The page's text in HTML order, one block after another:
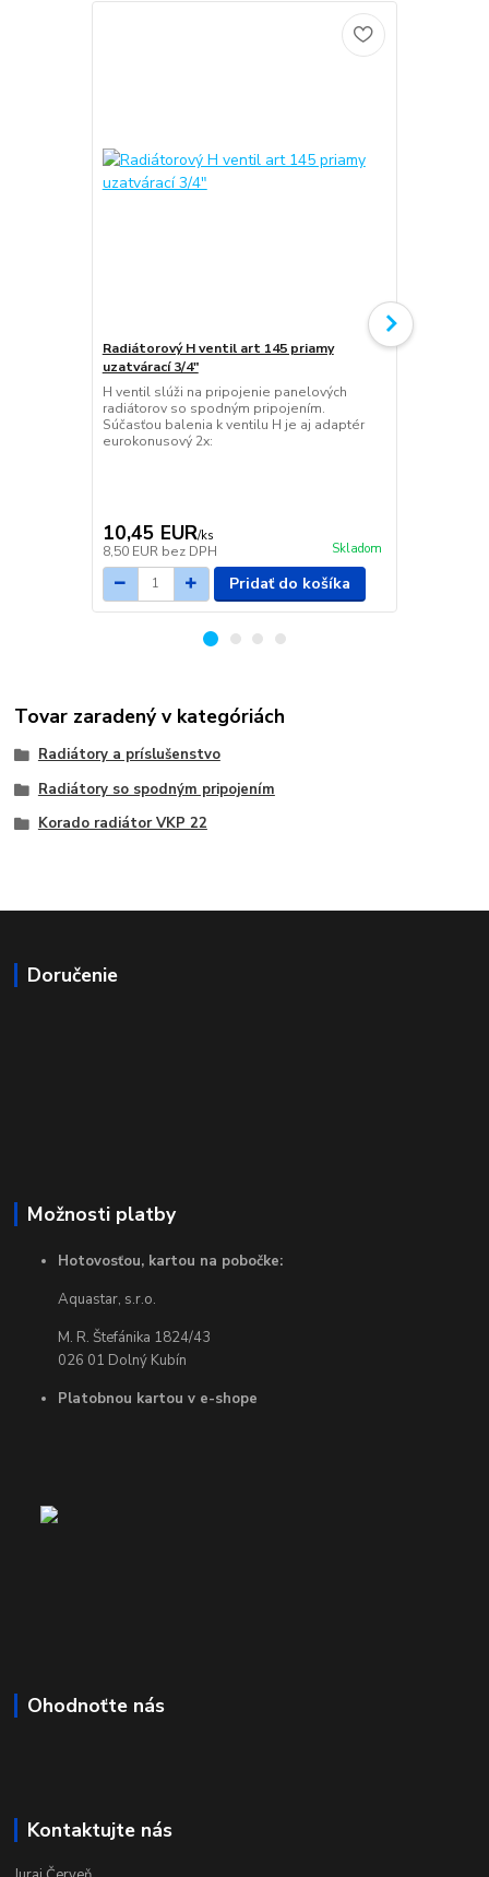
Radiátorový H ventil art 145 priamy
uzatvárací 3/4"
H ventil slúži na pripojenie panelových
radiátorov so spodným pripojením.
Súčasťou balenia k ventilu H je aj adaptér
eurokonusový 2x:
10,45 EUR/ks
8,50 EUR bez DPH Skladom
Pridať do košíka
Tovar zaradený v kategóriách
Radiátory a príslušenstvo
Radiátory so spodným pripojením
Korado radiátor VKP 22
Doručenie
Možnosti platby
Hotovosťou, kartou na pobočke:
Aquastar, s.r.o.
M. R. Štefánika 1824/43
026 01 Dolný Kubín
Platobnou kartou v e-shope
Ohodnoťte nás
Kontaktujte nás